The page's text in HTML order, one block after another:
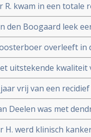
R. kwam in een totale
anaplastisch
en het
den Boogaard leek
te overwinnen met
recidief nov. 2009.
overleeft
en
uitstekende
met
maar overleed 20
vrij van een
hyperthermie plus
2010
Deelen was met
drie jaar volledig
ontstaan en ze
H. werd klinisch